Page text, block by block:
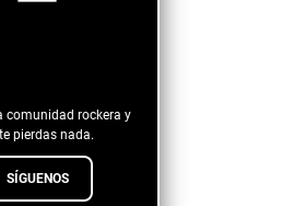
comunidad rockera y
pierdas nada.
SÍGUENOS
Cover)